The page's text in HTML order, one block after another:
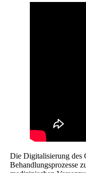
Die Digitalisierung des
Behandlungsprozesse